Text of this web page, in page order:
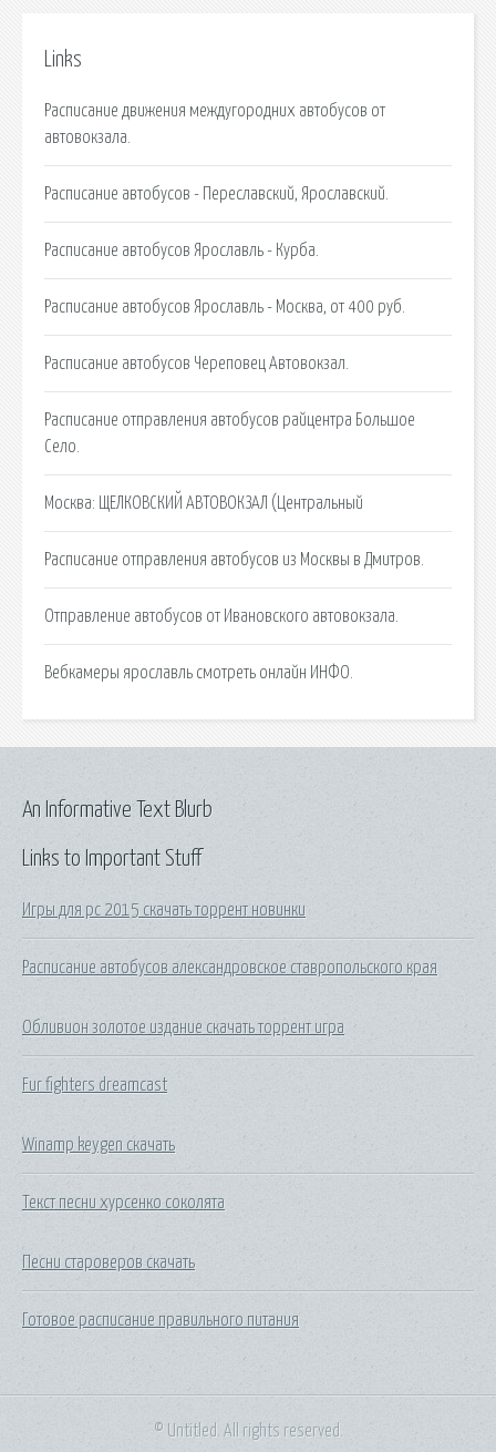
Links
Расписание движения междугородних автобусов от
автовокзала.
Расписание автобусов - Переславский, Ярославский.
Расписание автобусов Ярославль - Курба.
Расписание автобусов Ярославль - Москва, от 400 руб.
Расписание автобусов Череповец Автовокзал.
Расписание отправления автобусов райцентра Большое
Село.
Москва: ЩЕЛКОВСКИЙ АВТОВОКЗАЛ (Центральный
Расписание отправления автобусов из Москвы в Дмитров.
Отправление автобусов от Ивановского автовокзала.
Вебкамеры ярославль смотреть онлайн ИНФО.
Links to Important Stuff
Игры для pc 2015 скачать торрент новинки
Расписание автобусов александровское ставропольского края
Обливион золотое издание скачать торрент игра
Fur fighters dreamcast
Winamp keygen скачать
Текст песни хурсенко соколята
Песни староверов скачать
Готовое расписание правильного питания
An Informative Text Blurb
© Untitled. All rights reserved.